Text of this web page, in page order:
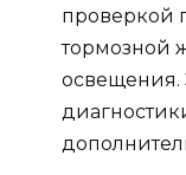
проверкой
тормозной
освещения.